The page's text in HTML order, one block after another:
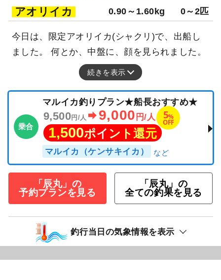
アオリイカ 0.90～1.60kg 0～2匹
今日は、限定アオリイカ(シャクリ)で、出船し
ました。 何とか、中盤に、顔を見られました。
続きを表示
乗合
マルイカ釣りプラン★船長おすすめ★
9,500 円/人 9,000 円/人 5%
OFF
1,500ポイント還元
マルイカ（ケンサキイカ）
「辰丸」の
予約プランを見る
「辰丸」の
全ての釣果を見る
釣行当日の気象情報を表示